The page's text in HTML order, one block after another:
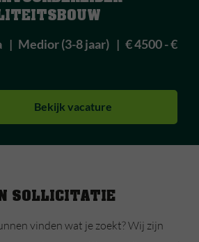
Medior (3-8 jaar)
€ 4500 - €
Bekijk vacature
SOLLICITATIE
vinden wat je zoekt? Wij zijn